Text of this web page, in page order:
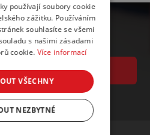
K ÚČASTI
používají soubory cookie
zážitku. Používáním
souhlasíte se všemi
s našimi zásadami
cookie. Více informací
VŠECHNY
NEZBYTNÉ